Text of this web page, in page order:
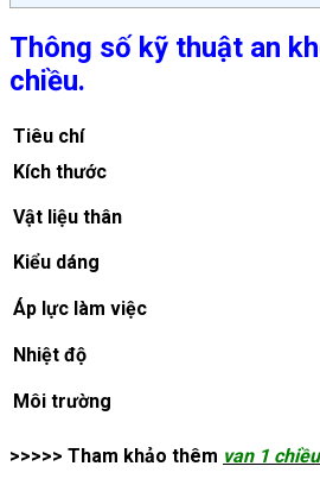
Thông số kỹ thuật an
chiều.
Tiêu chí
Kích thước
Vật liệu thân
Kiểu dáng
Áp lực làm việc
Nhiệt độ
Môi trường
>>>>> Tham khảo thêm van 1